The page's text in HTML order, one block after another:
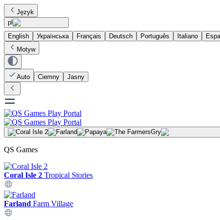
Język
pl
English
Українська Français Deutsch Português Italiano
Motyw
Auto Ciemny Jasny
Gry
QS Games
Coral Isle 2 Tropical Stories
Farland Farm Village